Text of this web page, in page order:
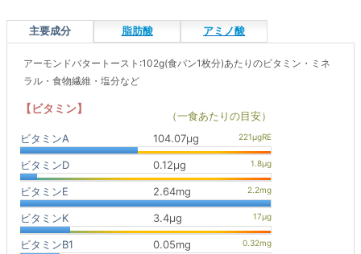
主要成分 脂肪酸 アミノ酸
アーモンドバタートースト:102g(食パン1枚分)あたりのビタミン・ミネ
ラル・食物繊維・塩分など
【ビタミン】
（一食あたりの目安）
ビタミンA
104.07μg
ビタミンD 0.12μg
ビタミンE 2.64mg
ビタミンK 3.4μg
ビタミンB1 0.05mg